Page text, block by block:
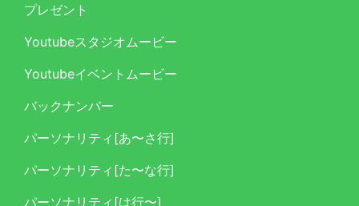
プレゼント
Youtubeスタジオムービー
Youtubeイベントムービー
バックナンバー
パーソナリティ[あ〜さ行]
パーソナリティ[た〜な行]
パーソナリティ[は行〜]